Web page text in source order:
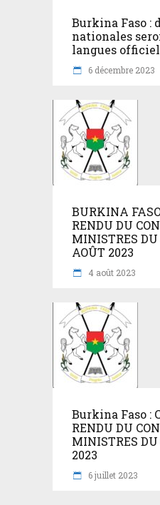
Burkina Faso :
nationales
langues
6 décembre 2023
BURKINA
RENDU DU
MINISTRES
AOÛT 2023
4 août 2023
Burkina Faso :
RENDU DU
MINISTRES
2023
6 juillet 2023